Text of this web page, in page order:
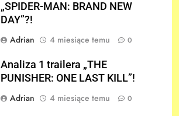
„SPIDER-MAN: BRAND NEW
DAY”?!
Adrian
4 miesiące temu 0
Analiza 1 trailera „THE
PUNISHER: ONE LAST KILL”!
Adrian
4 miesiące temu 0